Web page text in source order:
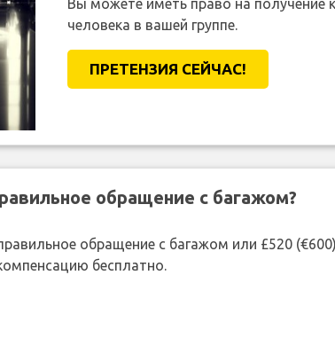
Вы можете иметь право на получение
человека в вашей группе.
ПРЕТЕНЗИЯ CЕЙЧАС!
обращение с багажом?
обращение с багажом или £520
бесплатно.